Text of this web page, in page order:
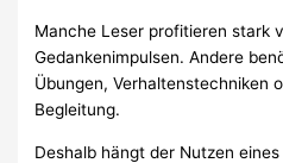
Manche Leser profitieren stark
Gedankenimpulsen. Andere
Übungen, Verhaltenstechniken
Begleitung.
Deshalb hängt der Nutzen